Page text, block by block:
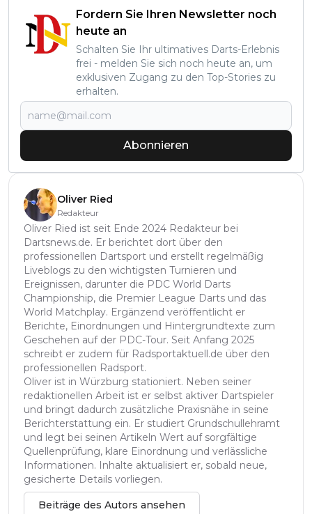
Fordern Sie Ihren Newsletter noch
heute an
Schalten Sie Ihr ultimatives Darts-Erlebnis
frei - melden Sie sich noch heute an, um
exklusiven Zugang zu den Top-Stories zu
erhalten.
Abonnieren
Oliver Ried
Redakteur
Oliver Ried ist seit Ende 2024 Redakteur bei
Dartsnews.de. Er berichtet dort über den
professionellen Dartsport und erstellt regelmäßig
Liveblogs zu den wichtigsten Turnieren und
Ereignissen, darunter die PDC World Darts
Championship, die Premier League Darts und das
World Matchplay. Ergänzend veröffentlicht er
Berichte, Einordnungen und Hintergrundtexte zum
Geschehen auf der PDC-Tour. Seit Anfang 2025
schreibt er zudem für Radsportaktuell.de über den
professionellen Radsport.
Oliver ist in Würzburg stationiert. Neben seiner
redaktionellen Arbeit ist er selbst aktiver Dartspieler
und bringt dadurch zusätzliche Praxisnähe in seine
Berichterstattung ein. Er studiert Grundschullehramt
und legt bei seinen Artikeln Wert auf sorgfältige
Quellenprüfung, klare Einordnung und verlässliche
Informationen. Inhalte aktualisiert er, sobald neue,
gesicherte Details vorliegen.
Beiträge des Autors ansehen